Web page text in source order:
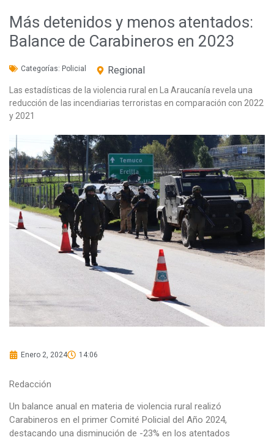
Más detenidos y menos atentados:
Balance de Carabineros en 2023
Categorías: Policial Regional
Las estadísticas de la violencia rural en La Araucanía revela una
reducción de las incendiarias terroristas en comparación con 2022
y 2021
Enero 2, 2024 14:06
Redacción
Un balance anual en materia de violencia rural realizó
Carabineros en el primer Comité Policial del Año 2024,
destacando una disminución de -23% en los atentados